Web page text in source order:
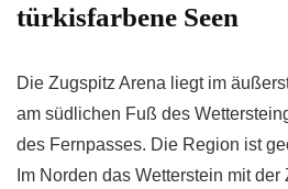
türkisfarbene Seen
Die Zugspitz Arena liegt im
am südlichen Fuß des
des Fernpasses. Die Region ist
Im Norden das Wetterstein mit